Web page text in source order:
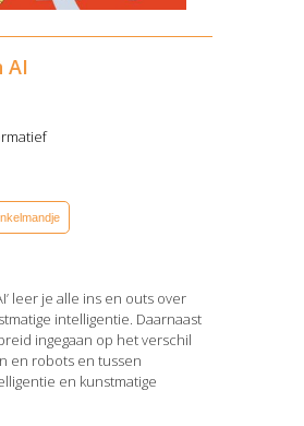
AI
leer je alle ins en outs over
intelligentie. Daarnaast
ingegaan op het verschil
en robots en tussen
en kunstmatige